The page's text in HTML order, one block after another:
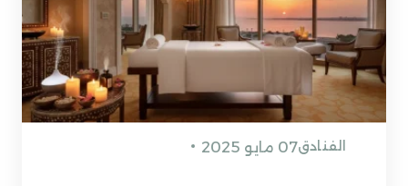
الفنادق07 مايو 2025